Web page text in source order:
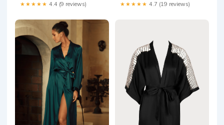
★★★★★ 4.4 (9 reviews) ★★★★★ 4.7 (19 reviews)